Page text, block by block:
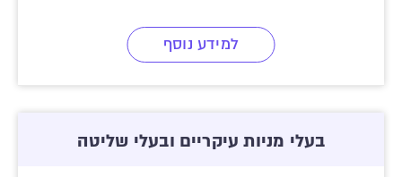
למידע נוסף
בעלי מניות עיקריים ובעלי שליטה